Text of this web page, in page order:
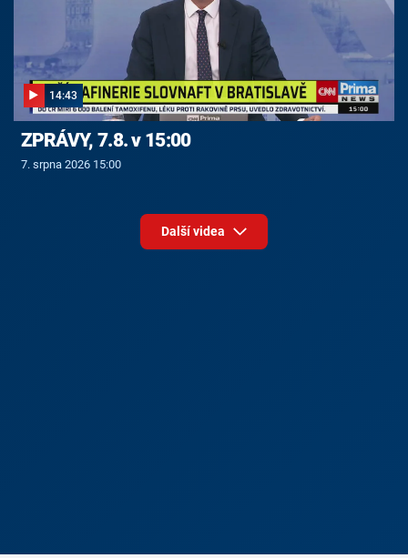
14:43
ZPRÁVY, 7.8. v 15:00
7. srpna 2026 15:00
Další videa